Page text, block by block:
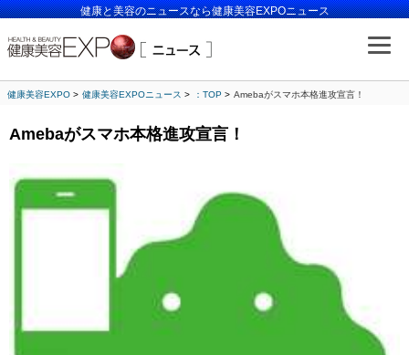
健康と美容のニュースなら健康美容EXPOニュース
健康美容EXPO 健康美容EXPOニュース ：TOP Amebaがスマホ本格進攻宣言！
Amebaがスマホ本格進攻宣言！